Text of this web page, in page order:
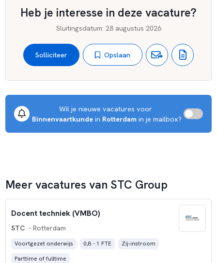
Heb je interesse in deze vacature?
Sluitingsdatum: 28 augustus 2026
Solliciteer Opslaan
Wil je nieuwe vacatures voor
Binnenvaartkunde in Rotterdam in je mailbox?
Meer vacatures van STC Group
Docent techniek (VMBO)
STC - Rotterdam
Voortgezet onderwijs 0,8 - 1 FTE
Zij-instroom
Parttime of fulltime